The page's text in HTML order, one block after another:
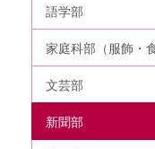
語学部
家庭科部（服飾・
文芸部
新聞部